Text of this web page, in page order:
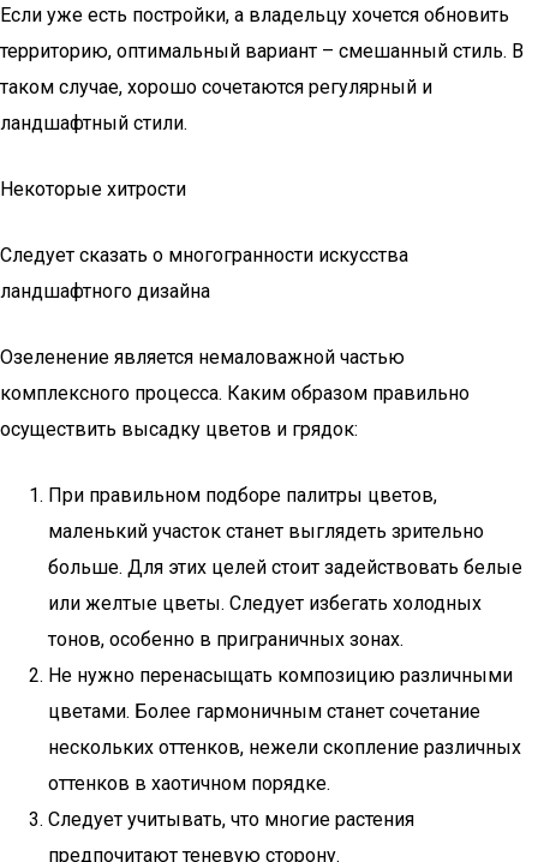
Если уже есть постройки, а владельцу хочется обновить
территорию, оптимальный вариант – смешанный стиль. В
таком случае, хорошо сочетаются регулярный и
ландшафтный стили.
Некоторые хитрости
Следует сказать о многогранности искусства
ландшафтного дизайна
Озеленение является немаловажной частью
комплексного процесса. Каким образом правильно
осуществить высадку цветов и грядок:
При правильном подборе палитры цветов,
маленький участок станет выглядеть зрительно
больше. Для этих целей стоит задействовать белые
или желтые цветы. Следует избегать холодных
тонов, особенно в приграничных зонах.
Не нужно перенасыщать композицию различными
цветами. Более гармоничным станет сочетание
нескольких оттенков, нежели скопление различных
оттенков в хаотичном порядке.
Следует учитывать, что многие растения
предпочитают теневую сторону.